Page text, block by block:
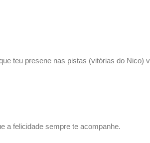
teu presene nas pistas (vitórias do Nico)
a felicidade sempre te acompanhe.